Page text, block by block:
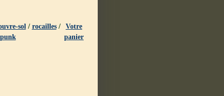
sol / rocailles/
Votre
panier